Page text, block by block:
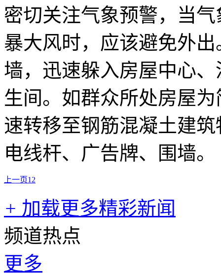
密切关注气象预警，当
暴大风时，应该避免外
墙，迅速躲入房屋中心
生间。如群众所处房屋
速转移至钢筋混凝土建
电线杆、广告牌、围墙。
上一页1 2
+ 加载更多精彩新闻
频道热点
更多